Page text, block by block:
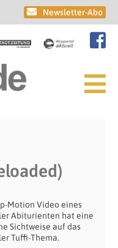
Newsletter-Abo
Motion Video eines
Abiturienten hat eine
Sichtweise auf das
Tuffi-Thema.